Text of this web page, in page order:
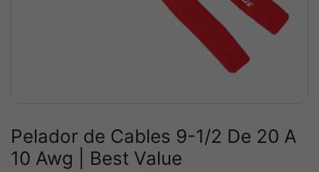
Pelador de Cables 9-1/2 De 20 A
10 Awg | Best Value